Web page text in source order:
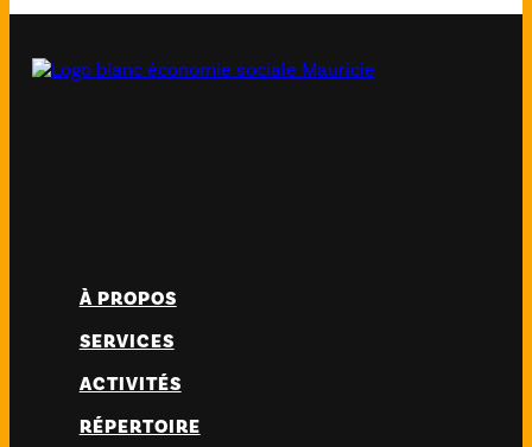
À PROPOS
SERVICES
ACTIVITÉS
RÉPERTOIRE